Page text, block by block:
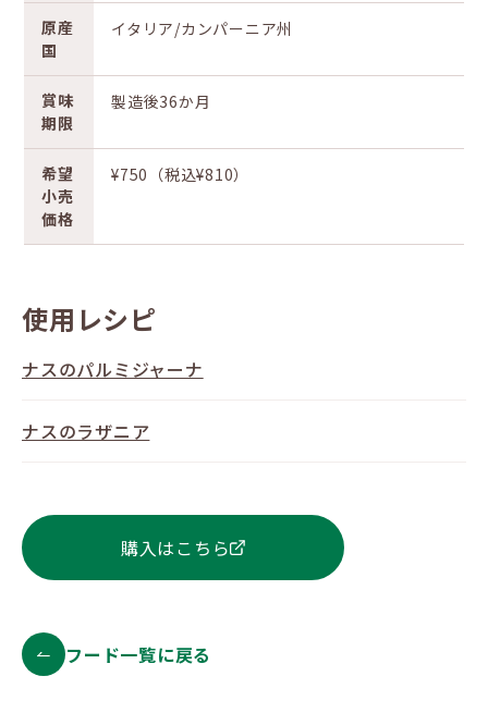
原産
国
イタリア/カンパーニア州
賞味
期限
製造後36か月
希望
小売
価格
¥750（税込¥810）
使用レシピ
ナスのパルミジャーナ
ナスのラザニア
購入はこちら
フード一覧に戻る